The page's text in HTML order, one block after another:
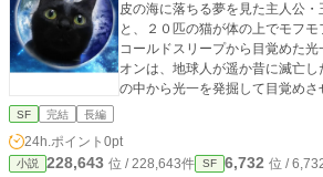
皮の海に落ちる夢を見た主人公
と、２０匹の猫が体の上でモフモ
コールドスリープから目覚めた
オンは、地球人が遥か昔に滅亡
の中から光一を発掘して目覚め
りだして生活している。 「君は文字が読めるかい？ これを
解読してくれないか？」 モリオン博士に頼まれて、光一は失
SF 完結 長編
24h.ポイント 0pt
小説 228,643 位 / 228,643件 SF 6,732 位 /